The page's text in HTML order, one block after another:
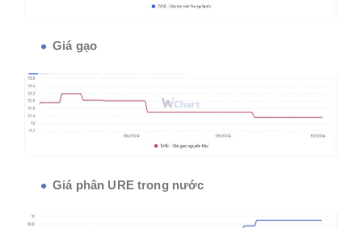
Giá gạo
Giá phân URE trong nước